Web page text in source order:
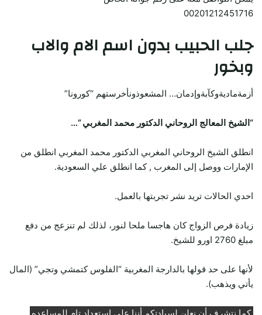
00201212451716
جلب الحبيب بدون اسم الام والاب
وبخور
أزمةماديةوكآبةوإدمان… المشعوذونأخرستهم “كورونا”
“الشيخ المعالج الروحاني الدكتور محمد المغربي ”…
انطلق الشيخ الروحاني المغربي الدكتور محمد المغربي انطلق من
الإمارات ووصل إلى المغرب , كما انطلق علي السعودية.
احدي الحالات تريد نشر تجربتها بالعمل.
زيادة فرص الزواج كان هاجسا ملحا لنور، لذلك لم تنزعج من دفع
مبلغ 2760 اورو للشيخ.
لأنها على حد قولها بالدارجة المغربية “الفلوس كتمشي وتجي” (المال
يأتي ويذهب).